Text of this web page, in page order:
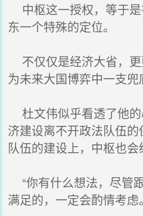
中枢这一授权，等于
东一个特殊的定位。
不仅仅是经济大省，
为未来大国博弈中一支兜
杜文伟似乎看透了他的
济建设离不开政法队伍
队伍的建设上，中枢也
“你有什么想法，尽管
满足的，一定会酌情考虑